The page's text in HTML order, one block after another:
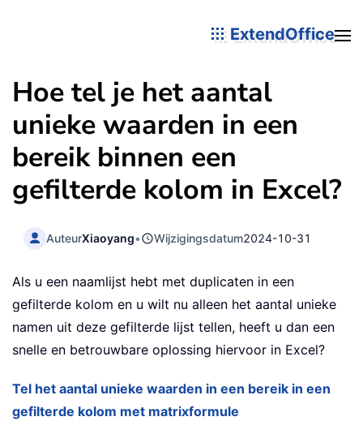
ExtendOffice
Hoe tel je het aantal
unieke waarden in een
bereik binnen een
gefilterde kolom in Excel?
AuteurXiaoyang• Wijzigingsdatum2024-10-31
Als u een naamlijst hebt met duplicaten in een
gefilterde kolom en u wilt nu alleen het aantal unieke
namen uit deze gefilterde lijst tellen, heeft u dan een
snelle en betrouwbare oplossing hiervoor in Excel?
Tel het aantal unieke waarden in een bereik in een
gefilterde kolom met matrixformule